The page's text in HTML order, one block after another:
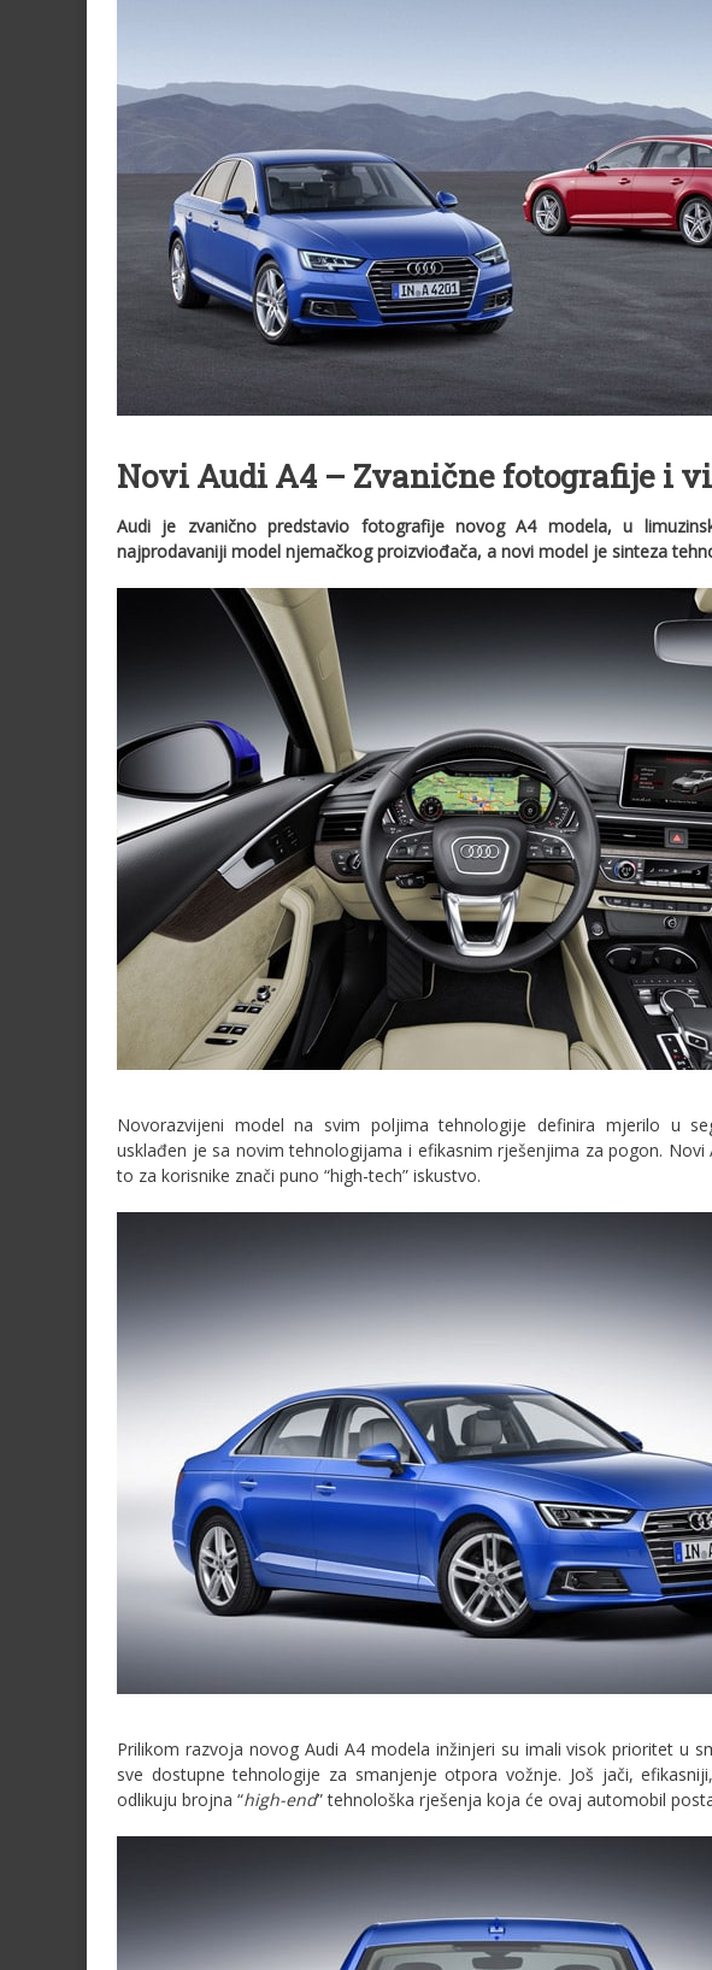
Novi Audi A4 – Zvanične fotografije i
Audi je zvanično predstavio fotografije novog A4 modela, u
najprodavaniji model njemačkog proizviođača, a novi model je sinteza
Novorazvijeni model na svim poljima tehnologije definira mjerilo u
usklađen je sa novim tehnologijama i efikasnim rješenjima za pogon.
to za korisnike znači puno “high-tech” iskustvo.
Prilikom razvoja novog Audi A4 modela inžinjeri su imali visok prioritet u
sve dostupne tehnologije za smanjenje otpora vožnje. Još jači,
odlikuju brojna “high-end” tehnološka rješenja koja će ovaj automobil